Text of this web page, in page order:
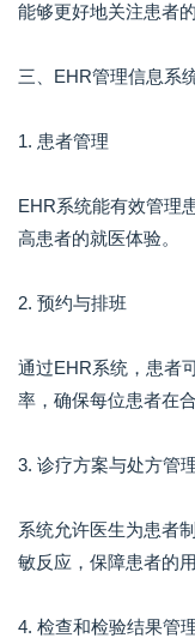
能够更好地关注患者
三、EHR管理信息系
1. 患者管理
EHR系统能有效管理
高患者的就医体验。
2. 预约与排班
通过EHR系统，患者
率，确保每位患者在
3. 诊疗方案与处方管
系统允许医生为患者
敏反应，保障患者的用
4. 检查和检验结果管